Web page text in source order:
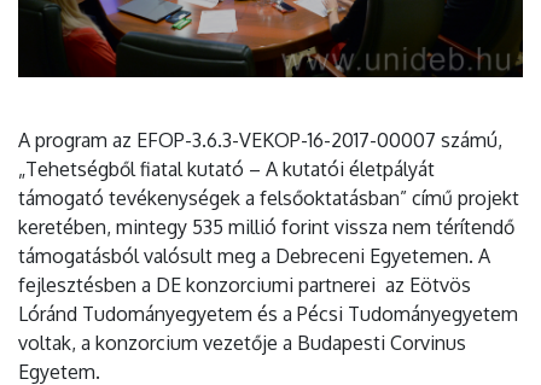
A program az EFOP-3.6.3-VEKOP-16-2017-00007 számú,
„Tehetségből fiatal kutató – A kutatói életpályát
támogató tevékenységek a felsőoktatásban” című projekt
keretében, mintegy 535 millió forint vissza nem térítendő
támogatásból valósult meg a Debreceni Egyetemen. A
fejlesztésben a DE konzorciumi partnerei az Eötvös
Lóránd Tudományegyetem és a Pécsi Tudományegyetem
voltak, a konzorcium vezetője a Budapesti Corvinus
Egyetem.